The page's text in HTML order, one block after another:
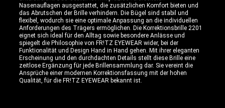
Nasenauflagen ausgestattet, die zusätzlichen Komfort bieten und
das Abrutschen der Brille verhindern. Die Bügel sind stabil und
flexibel, wodurch sie eine optimale Anpassung an die individuellen
Anforderungen des Trägers ermöglichen. Die Korrektionsbrille 2201
eignet sich ideal für den Alltag sowie besondere Anlässe und
spiegelt die Philosophie von FR!TZ EYEWEAR wider, bei der
Funktionalität und Design Hand in Hand gehen. Mit ihrer eleganten
Erscheinung und den durchdachten Details stellt diese Brille eine
zeitlose Ergänzung für jede Brillensammlung dar. Sie vereint die
Ansprüche einer modernen Korrektionsfassung mit der hohen
Qualität, für die FR!TZ EYEWEAR bekannt ist.